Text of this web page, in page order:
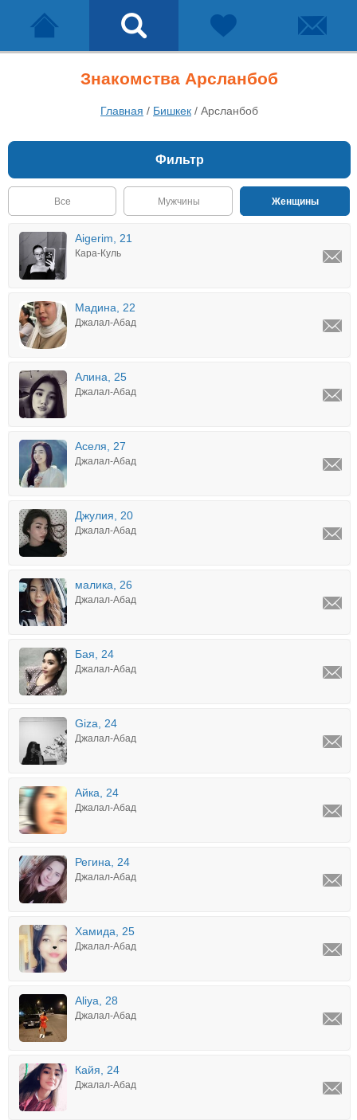
Знакомства Арсланбоб
Главная / Бишкек / Арсланбоб
Фильтр
Все Мужчины Женщины
Aigerim, 21
Кара-Куль
Мадина, 22
Джалал-Абад
Алина, 25
Джалал-Абад
Аселя, 27
Джалал-Абад
Джулия, 20
Джалал-Абад
малика, 26
Джалал-Абад
Бая, 24
Джалал-Абад
Giza, 24
Джалал-Абад
Айка, 24
Джалал-Абад
Регина, 24
Джалал-Абад
Хамида, 25
Джалал-Абад
Aliya, 28
Джалал-Абад
Кайя, 24
Джалал-Абад